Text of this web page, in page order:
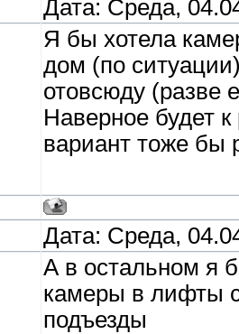
Дата: Среда,
Я бы хотела
дом (по
отовсюду (разве
Наверное будет
вариант тоже бы
Дата: Среда,
А в остальном я
камеры в лифты
подъезды